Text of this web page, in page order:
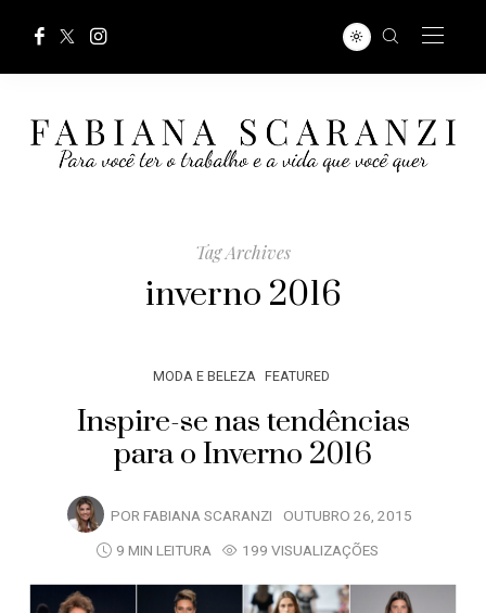
Tag Archives
inverno 2016
MODA E BELEZA FEATURED
Inspire-se nas tendências
para o Inverno 2016
POR FABIANA SCARANZI OUTUBRO 26, 2015
9 MIN LEITURA
199 VISUALIZAÇÕES